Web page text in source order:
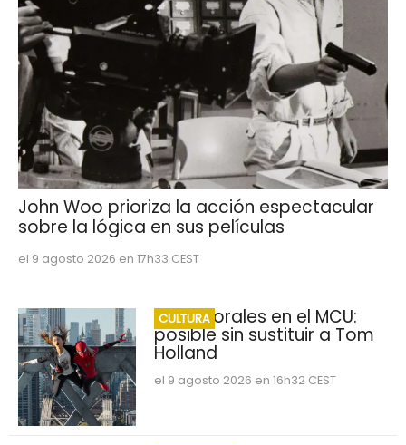
John Woo prioriza la acción espectacular
sobre la lógica en sus películas
el 9 agosto 2026 en 17h33 CEST
CULTURA
Miles Morales en el MCU:
posible sin sustituir a Tom
Holland
el 9 agosto 2026 en 16h32 CEST